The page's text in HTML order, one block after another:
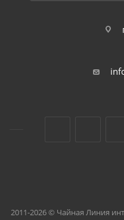
2011-2026 © Чайная Линия